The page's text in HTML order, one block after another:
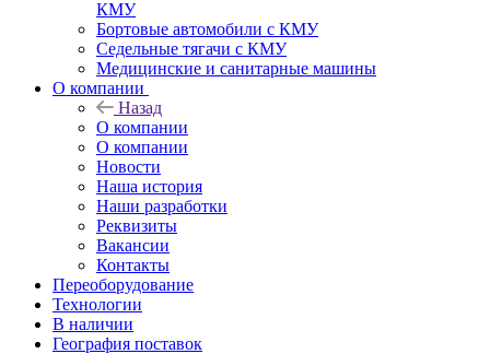
КМУ
Бортовые автомобили с КМУ
Седельные тягачи с КМУ
Медицинские и санитарные машины
О компании
Назад
О компании
О компании
Новости
Наша история
Наши разработки
Реквизиты
Вакансии
Контакты
Переоборудование
Технологии
В наличии
География поставок